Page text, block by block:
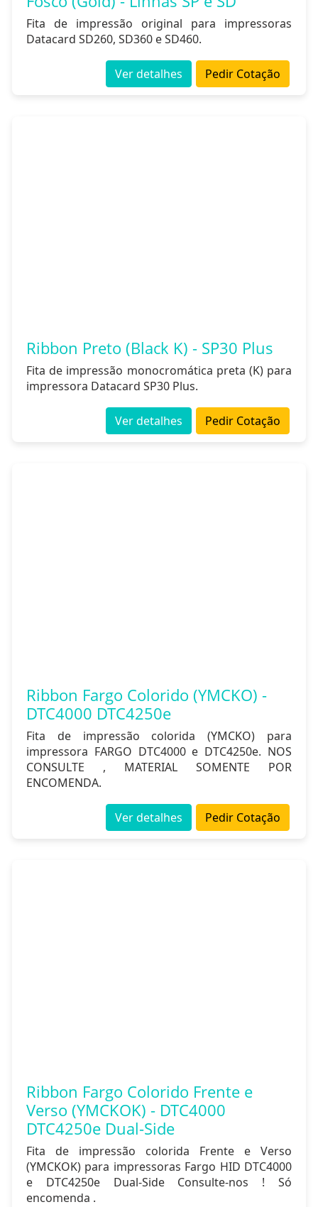
Fita de impressão original para impressoras
Datacard SD260, SD360 e SD460.
Pedir Cotação
Ver detalhes
Ribbon Preto (Black K) - SP30 Plus
Fita de impressão monocromática preta (K) para
impressora Datacard SP30 Plus.
Pedir Cotação
Ver detalhes
Ribbon Fargo Colorido (YMCKO) -
DTC4000 DTC4250e
Fita de impressão colorida (YMCKO) para
impressora FARGO DTC4000 e DTC4250e. NOS
CONSULTE , MATERIAL SOMENTE POR
ENCOMENDA.
Pedir Cotação
Ver detalhes
Ribbon Fargo Colorido Frente e
Verso (YMCKOK) - DTC4000
DTC4250e Dual-Side
Fita de impressão colorida Frente e Verso
(YMCKOK) para impressoras Fargo HID DTC4000
e DTC4250e Dual-Side Consulte-nos ! Só
encomenda .